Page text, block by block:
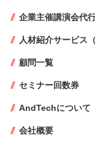
企業主催講演会代
人材紹介サービス
顧問一覧
セミナー回数券
AndTechについて
会社概要